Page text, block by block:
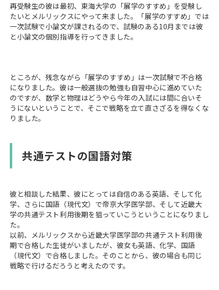
再受験生の彼は最初、東海大学の「展学のすすめ」を受験し
たいとメルリックスにやって来ました。「展学のすすめ」では
一次試験で小論文が課されるので、試験のある10月までは彼
と小論文の個別指導を行ってきました。
ところが、残念ながら「展学のすすめ」は一次試験で不合格
になりました。彼は一般選抜の勉強も自習中心に進めていた
のですが、数学と物理はどうやら今年の入試には間に合いそ
うにないということで、そこで戦略を立て直さざるを得なくな
りました。
共通テストの国語対策
彼と相談した結果、彼にとっては自信のある英語、そして化
学、さらに国語（現代文）で帝京大学医学部、そして近畿大
学の共通テスト利用後期を狙っていこうということになりまし
た。
以前、メルリックスから近畿大学医学部の共通テスト利用後
期で合格した生徒がいましたが、彼女も英語、化学、国語
（現代文）で合格しました。そのことから、彼の場合も同じ
戦略で行けるだろうと考えたのです。